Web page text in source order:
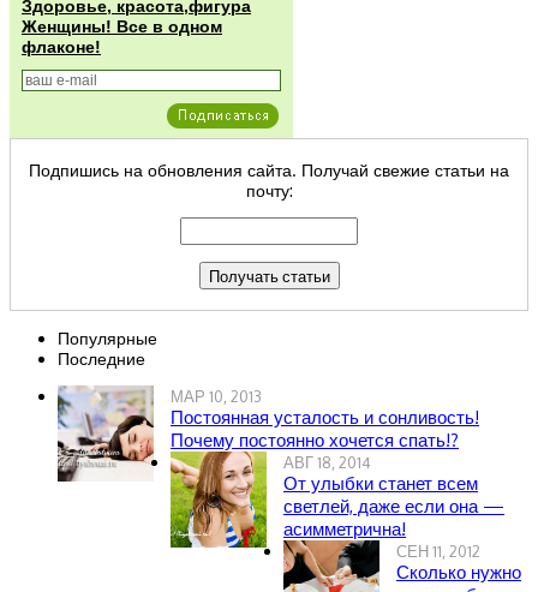
Здоровье, красота,фигура
Женщины! Все в одном
флаконе!
Подпишись на обновления сайта. Получай свежие статьи на
почту:
Популярные
Последние
МАР 10, 2013
Постоянная усталость и сонливость!
Почему постоянно хочется спать!?
АВГ 18, 2014
От улыбки станет всем
светлей, даже если она —
асимметрична!
СЕН 11, 2012
Сколько нужно